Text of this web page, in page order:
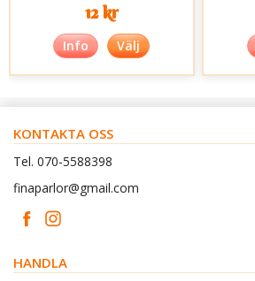
12 kr
Info Välj
KONTAKTA OSS
Tel. 070-5588398
finaparlor@gmail.com
HANDLA